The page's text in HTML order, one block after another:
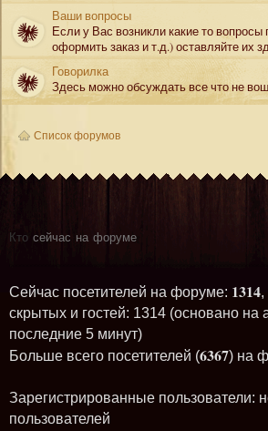
Ваши вопросы
Если у Вас возникли какие то вопросы
оформить заказ и т.д.) оставляйте их
Говорилка
Здесь можно обсуждать все что не
Список форумов
Кто сейчас на форуме
Сейчас посетителей на форуме: 1314,
скрытых и гостей: 1314 (основано на
последние 5 минут)
Больше всего посетителей (6367) на
Зарегистрированные пользователи:
пользователей